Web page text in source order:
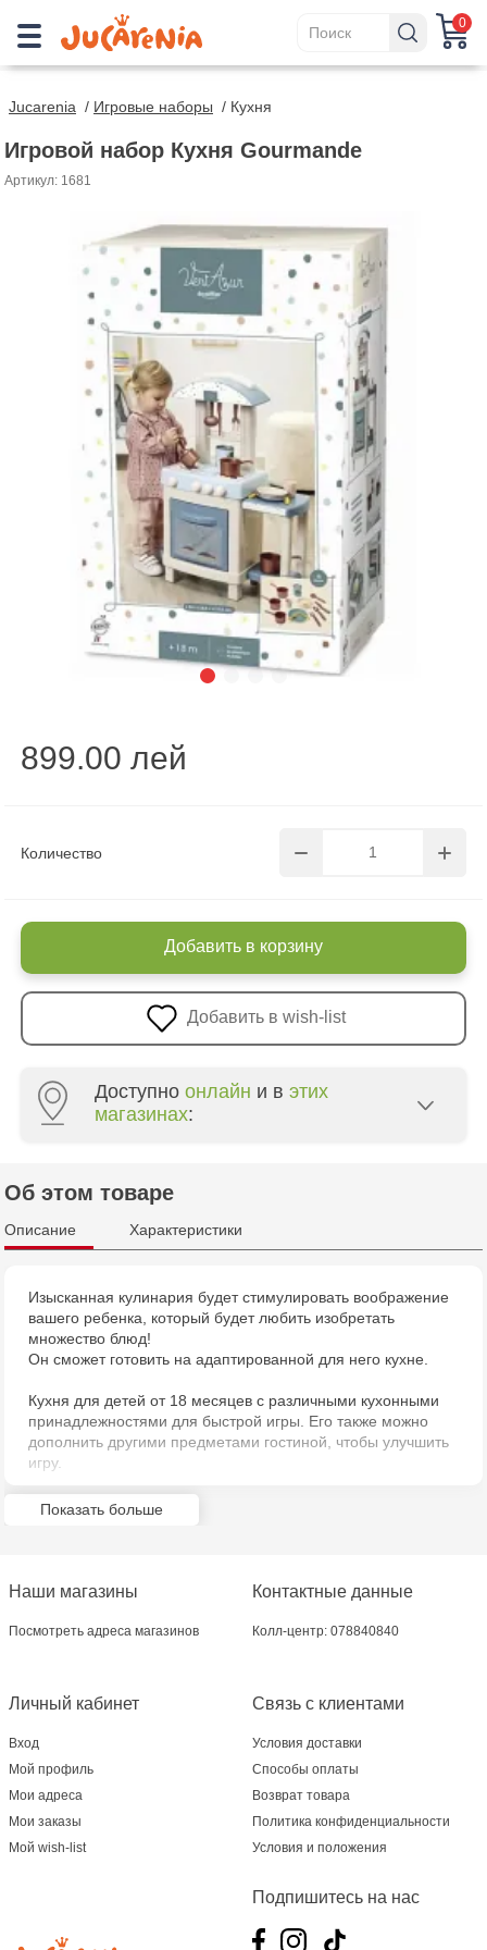
0
Jucarenia / Игровые наборы / Кухня
Игровой набор Кухня Gourmande
Артикул: 1681
Количество
899.00 лей
Добавить в корзину
Добавить в wish-list
Доступно онлайн и в этих
магазинах:
Multistore Centru - bd. Cantemir, 6
Jucărenia Rîșcani - bd. Moscova, 2
Jucărenia Bălți - str. Alexandru Cel Bun, 5
Jucărenia Cahul - str. Ștefan cel Mare, 29А
Jucarenia Ciocana - bd.Mircea cel Bătrân, 39
Multistore Soroca - bd. Ștefan cel Mare, 110
Jucărenia Bălți- EviMall, et2
Об этом товаре
Описание Характеристики
Изысканная кулинария будет стимулировать воображение
вашего ребенка, который будет любить изобретать
множество блюд!
Он сможет готовить на адаптированной для него кухне.
Кухня для детей от 18 месяцев с различными кухонными
принадлежностями для быстрой игры. Его также можно
дополнить другими предметами гостиной, чтобы улучшить
игру.
Показать больше
Наши магазины
Посмотреть адреса магазинов
Связь с клиентами
Условия доставки
Способы оплаты
Возврат товара
Политика конфиденциальности
Условия и положения
Личный кабинет
Вход
Мой профиль
Мои адреса
Мои заказы
Мой wish-list
Контактные данные
Колл-центр: 078840840
Подпишитесь на нас